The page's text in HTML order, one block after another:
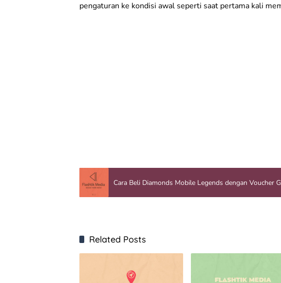
pengaturan ke kondisi awal seperti saat pertama kali
Cara Beli Diamonds Mobile Legends dengan Voucher
Related Posts